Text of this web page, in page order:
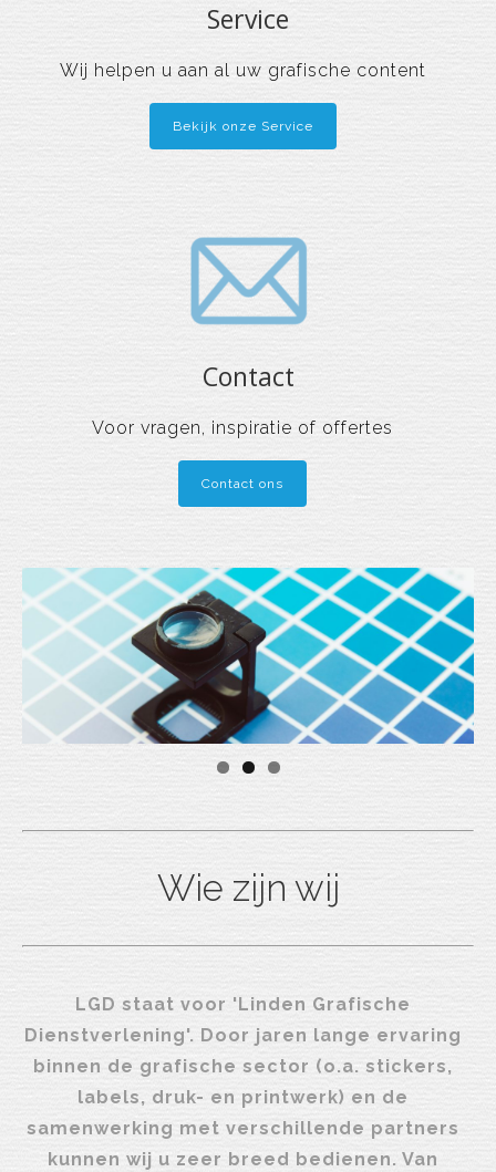
Service
Wij helpen u aan al uw grafische content
Bekijk onze Service
Contact
Voor vragen, inspiratie of offertes
Contact ons
Wie zijn wij
LGD staat voor 'Linden Grafische
Dienstverlening'. Door jaren lange ervaring
binnen de grafische sector (o.a. stickers,
labels, druk- en printwerk) en de
samenwerking met verschillende partners
kunnen wij u zeer breed bedienen. Van